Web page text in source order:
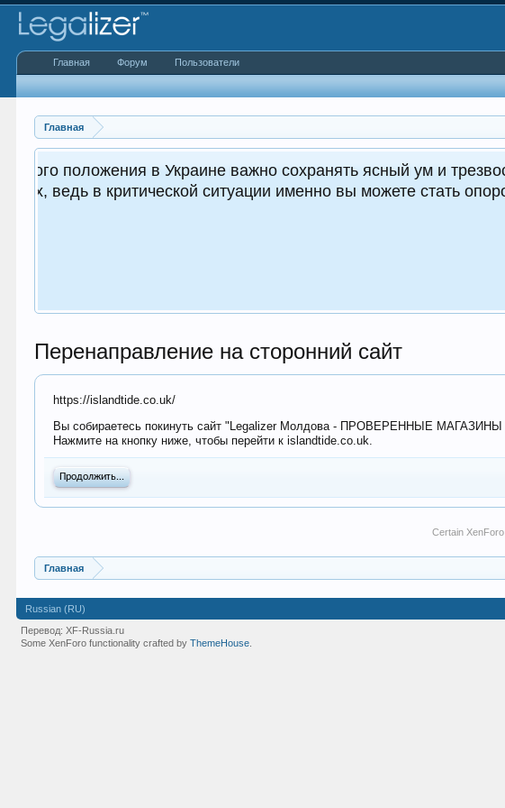
Главная
важным как для вас, так и
Перенаправление на сторонний сайт
https://islandtide.co.uk/
Вы собираетесь покинуть сайт "Legalizer Молдова - ПРОВЕРЕННЫЕ МАГАЗИНЫ
Нажмите на кнопку ниже, чтобы перейти к islandtide.co.uk.
Продолжить...
Certain
Главная
Главная Форум Пользователи
Russian (RU)
Перевод:XF-Russia.ru
Some XenForo functionality crafted byThemeHouse